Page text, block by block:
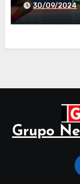
30/09/2024
Grupo